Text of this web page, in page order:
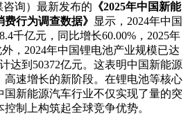
咨询）最新发布的 《2025年中国新能
行为调查数据》 显示，2024年中国
千亿元，同比增长60.00%，2025年
，2024年中国锂电池产业规模已达
达到50372亿元。这表明中国新能源
高速增长的新阶段。在锂电池等核心
国新能源汽车行业不仅实现了量的突
制上构筑起全球竞争优势。